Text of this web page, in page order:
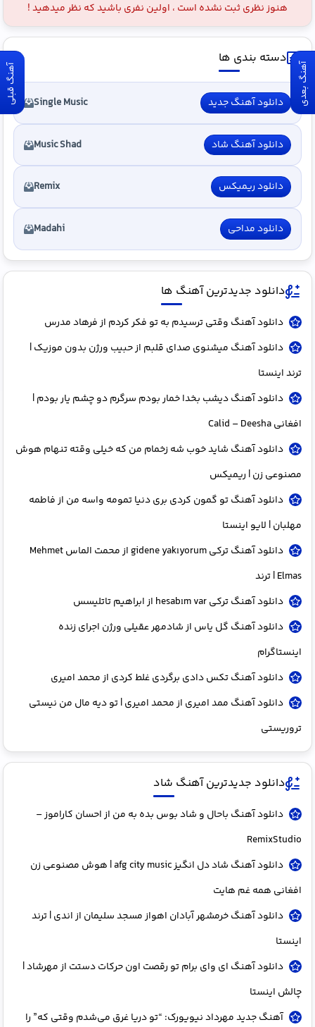
آهنگ بعدی آهنگ قبلی
هنوز نظری ثبت نشده است ، اولین نفری باشید که نظر میدهید !
دسته بندی ها
دانلود آهنگ جدید Single Music
دانلود آهنگ شاد Music Shad
دانلود ریمیکس Remix
دانلود مداحی Madahi
دانلود جدیدترین آهنگ ها
دانلود آهنگ وقتی ترسیدم به تو فکر کردم از فرهاد مدرس
دانلود آهنگ میشنوی صدای قلبم از حبیب ورژن بدون موزیک |
ترند اینستا
دانلود آهنگ دﻳﺸﺐ ﺑﺨﺪا ﺧﻤﺎر ﺑﻮدم ﺳﺮﮔﺮم دو ﭼﺸﻢ ﻳﺎر ﺑﻮدم |
افغانی Calid – Deesha
دانلود آهنگ شاید خوب شه زخمام من که خیلی وقته تنهام هوش
مصنوعی زن | ریمیکس
دانلود آهنگ تو گمون کردی بری دنیا تمومه واسه من از فاطمه
مهلبان | لایو اینستا
دانلود آهنگ ترکی gidene yakıyorum از محمت الماس Mehmet
Elmas | ترند
دانلود آهنگ ترکی hesabım var از ابراهیم تاتلیسس
دانلود آهنگ گل یاس از شادمهر عقیلی ورژن اجرای زنده
اینستاگرام
دانلود آهنگ تکس دادی برگردی غلط کردی از محمد امیری
دانلود آهنگ ممد امیری از محمد امیری | تو دیه مال من نیستی
تروریستی
دانلود جدیدترین آهنگ شاد
دانلود آهنگ باحال و شاد بوس بده به من از احسان کاراموز –
RemixStudio
دانلود آهنگ شاد دل انگیز afg city music | هوش مصنوعی زن
افغانی همه غم هایت
دانلود آهنگ خرمشهر آبادان اهواز مسجد سلیمان از اندی | ترند
اینستا
دانلود آهنگ ای وای برام تو رقصت اون حرکات دستت از مهرشاد |
چالش اینستا
آهنگ جدید مهرداد نیویورک: “تو دریا غرق می‌شدم وقتی که” را